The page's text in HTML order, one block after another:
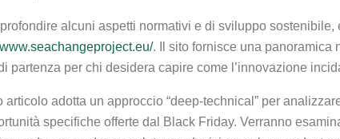
alcuni aspetti normativi e di sviluppo
. Il sito fornisce una panoramica
partenza per chi desidera capire come l’innovazione
articolo adotta un approccio “deep‑technical” per
specifiche offerte dal Black Friday. Verranno